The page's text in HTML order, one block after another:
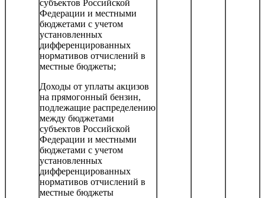
субъектов Российской
Федерации и местными
бюджетами с учетом
установленных
дифференцированных
нормативов отчислений в
местные бюджеты;
Доходы от уплаты акцизов
на прямогонный бензин,
подлежащие распределению
между бюджетами
субъектов Российской
Федерации и местными
бюджетами с учетом
установленных
дифференцированных
нормативов отчислений в
местные бюджеты